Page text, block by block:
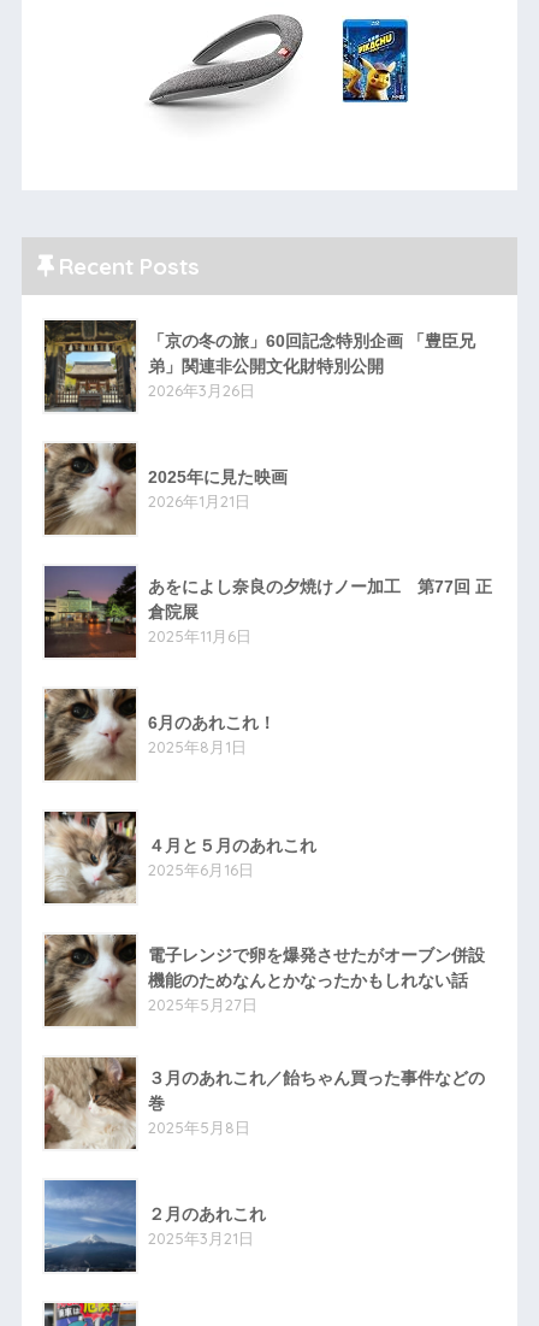
Recent Posts
「京の冬の旅」60回記念特別企画 「豊臣兄
弟」関連非公開文化財特別公開
2026年3月26日
2025年に見た映画
2026年1月21日
あをによし奈良の夕焼けノー加工 第77回 正
倉院展
2025年11月6日
6月のあれこれ！
2025年8月1日
４月と５月のあれこれ
2025年6月16日
電子レンジで卵を爆発させたがオーブン併設
機能のためなんとかなったかもしれない話
2025年5月27日
３月のあれこれ／飴ちゃん買った事件などの
巻
2025年5月8日
２月のあれこれ
2025年3月21日